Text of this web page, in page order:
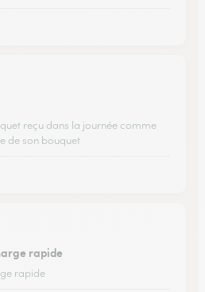
reçu dans la journée comme
de son bouquet
rapide
rapide